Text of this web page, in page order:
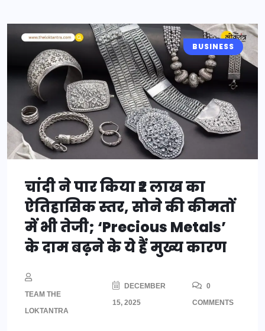
BUSINESS
चांदी ने पार किया ₹2 लाख का
ऐतिहासिक स्तर, सोने की कीमतों
में भी तेजी; ‘Precious Metals’
के दाम बढ़ने के ये हैं मुख्य कारण
TEAM THE
LOKTANTRA
DECEMBER
15, 2025
0
COMMENTS